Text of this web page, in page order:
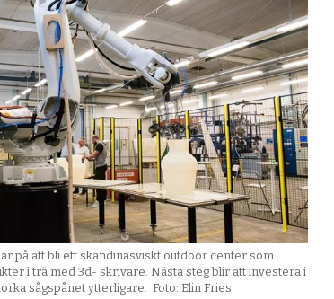
på att bli ett skandinasviskt outdoor center som
i trä med 3d- skrivare. Nästa steg blir att investera i
sågspånet ytterligare. Foto: Elin Fries